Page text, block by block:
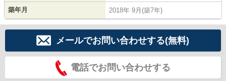
築年月 2018年 9月(築7年)
メールでお問い合わせする(無料)
電話でお問い合わせする